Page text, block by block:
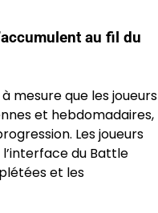
au fil du
mesure que les joueurs
et hebdomadaires,
Les joueurs
du Battle
et les